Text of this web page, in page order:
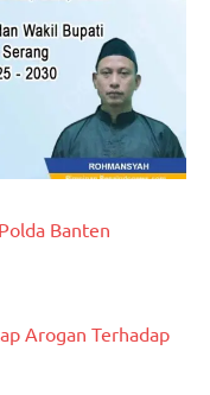
Banten
Arogan Terhadap